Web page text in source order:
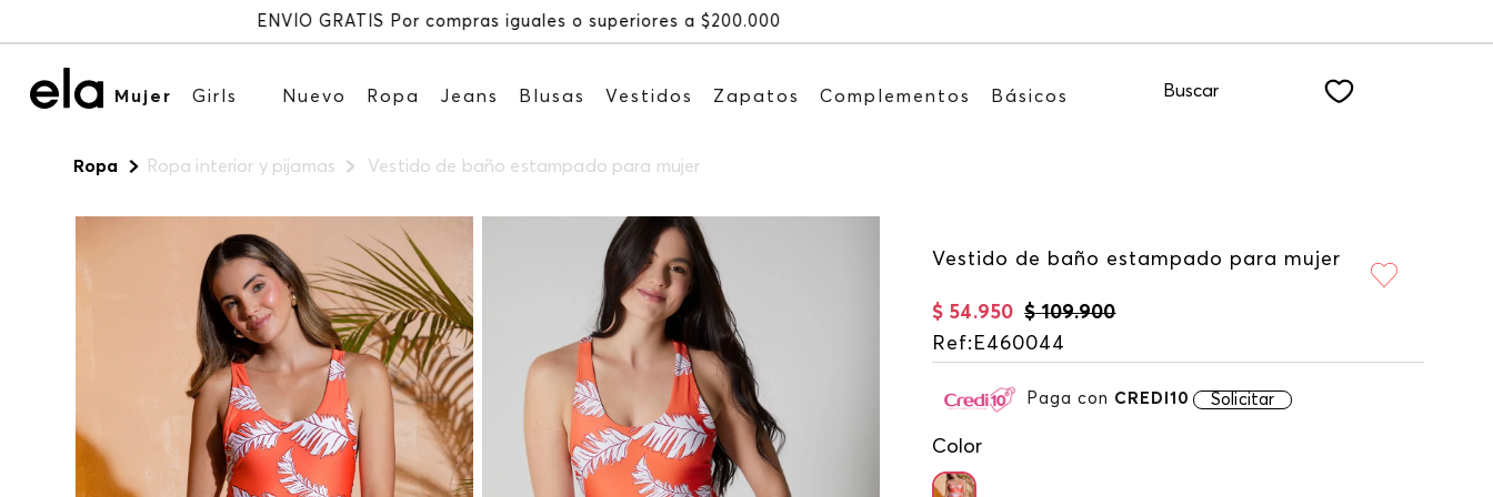
Recibe: 15%OFF suscribiéndote a nuestro NEWSLETTER
Mujer Girls Nuevo Ropa Jeans Blusas Vestidos Zapatos Complementos Básicos Buscar
Ropa Ropa interior y pijamas Vestido de baño estampado para mujer
Vestido de baño estampado para mujer
$ 109.900
$ 54.950
Ref: E460044
Paga con CREDI10 Solicitar
Color